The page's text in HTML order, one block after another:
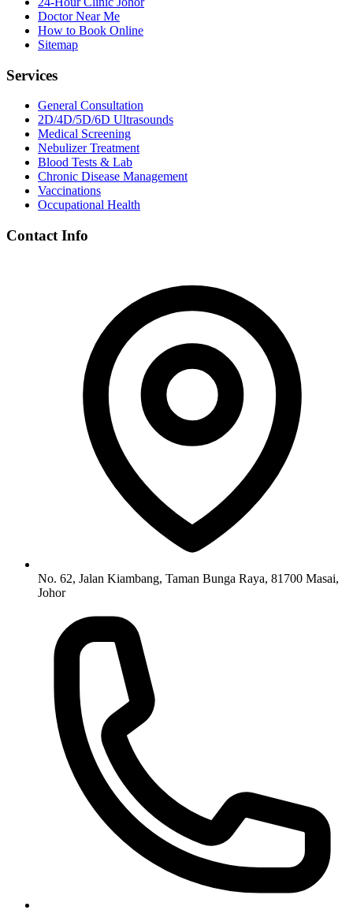
Doctor Near Me
How to Book Online
Sitemap
Services
General Consultation
2D/4D/5D/6D Ultrasounds
Medical Screening
Nebulizer Treatment
Blood Tests & Lab
Chronic Disease Management
Vaccinations
Occupational Health
Contact Info
No. 62, Jalan Kiambang, Taman Bunga Raya, 81700 Masai,
Johor